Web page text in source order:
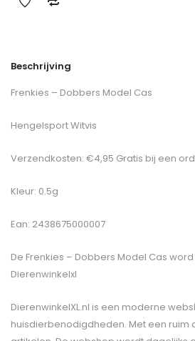
Beschrijving
Frenkies – Dobbers Model Cas
Hengelsport Witvis
Verzendkosten: €4,95 Gratis bij een
Kleur: 0.5g
Ean: 2438675000007
De Frenkies – Dobbers Model Cas word
Dierenwinkelxl
DierenwinkelXL.nl is een moderne
huisdierbenodigdheden. Met een ruim